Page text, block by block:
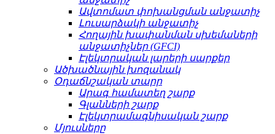
Ավտոմատ փոխանցման անջատիչ
Լուսարձակի անջատիչ
Հողային խափանման սխեմաների
անջատիչներ (GFCI)
Էլեկտրական լարերի սարքեր
Ածխածնային խոզանակ
Օդաճնշական տարր
Արագ համատեղ շարք
Գլանների շարք
Էլեկտրամագնիսական շարք
Մյուսները